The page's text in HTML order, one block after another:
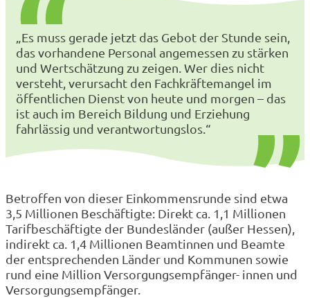
„Es muss gerade jetzt das Gebot der Stunde sein,
das vorhandene Personal angemessen zu stärken
und Wertschätzung zu zeigen. Wer dies nicht
versteht, verursacht den Fachkräftemangel im
öffentlichen Dienst von heute und morgen – das
ist auch im Bereich Bildung und Erziehung
fahrlässig und verantwortungslos.“
Betroffen von dieser Einkommensrunde sind etwa
3,5 Millionen Beschäftigte: Direkt ca. 1,1 Millionen
Tarifbeschäftigte der Bundesländer (außer Hessen),
indirekt ca. 1,4 Millionen Beamtinnen und Beamte
der entsprechenden Länder und Kommunen sowie
rund eine Million Versorgungsempfänger- innen und
Versorgungsempfänger.